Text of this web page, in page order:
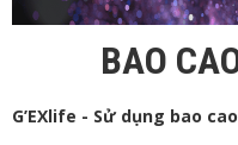
BAO
G’EXlife - Sử dụng bao